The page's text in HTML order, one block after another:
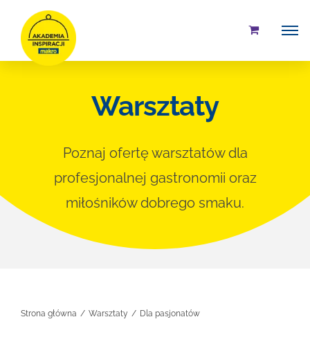
Przejdź
zawartości
Warsztaty
Poznaj ofertę warsztatów dla
profesjonalnej gastronomii oraz
miłośników dobrego smaku.
Strona główna Warsztaty Dla pasjonatów